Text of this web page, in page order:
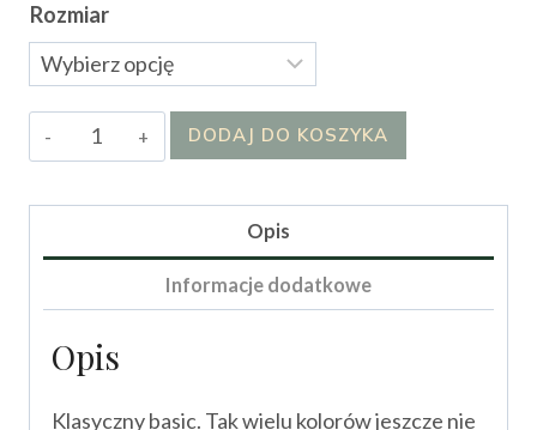
Rozmiar
ilość
Bluzka
DIDI
DODAJ DO KOSZYKA
Opis
Informacje dodatkowe
Opis
Klasyczny basic. Tak wielu kolorów jeszcze nie